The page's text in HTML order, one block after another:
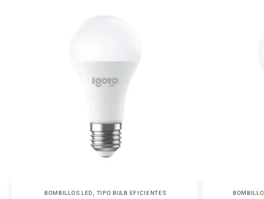
BOMBILLOS LED TIPO BULB EFICIENTES